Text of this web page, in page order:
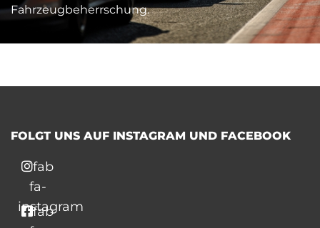
Fahrzeugbeherrschung.
FOLGT UNS AUF INSTAGRAM UND FACEBOOK
fab
fa-
instagram
fab